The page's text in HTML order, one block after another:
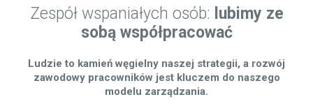
Zespół wspaniałych osób: lubimy ze
sobą współpracować
Ludzie to kamień węgielny naszej strategii, a rozwój
zawodowy pracowników jest kluczem do naszego
modelu zarządzania.